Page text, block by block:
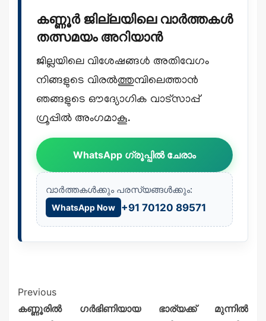
കണ്ണൂർ ജില്ലയിലെ വാർത്തകൾ
തത്സമയം അറിയാൻ
ജില്ലയിലെ വിശേഷങ്ങൾ അതിവേഗം
നിങ്ങളുടെ വിരൽത്തുമ്പിലെത്താൻ
ഞങ്ങളുടെ ഔദ്യോഗിക വാട്സാപ്പ്
ഗ്രൂപ്പിൽ അംഗമാകൂ.
WhatsApp ഗ്രൂപ്പിൽ ചേരാം
വാർത്തകൾക്കും പരസ്യങ്ങൾക്കും:
WhatsApp Now +91 70120 89571
Previous
കണ്ണൂരിൽ ഗർഭിണിയായ ഭാര്യക്ക് മുന്നിൽ